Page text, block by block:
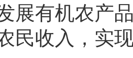
展有机农产
民收入，实